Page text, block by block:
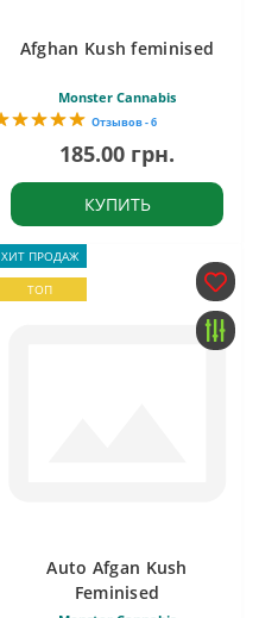
Afghan Kush feminised
Monster Cannabis
Отзывов - 6
185.00 грн.
КУПИТЬ
ХИТ ПРОДАЖ
ТОП
Auto Afgan Kush
Feminised